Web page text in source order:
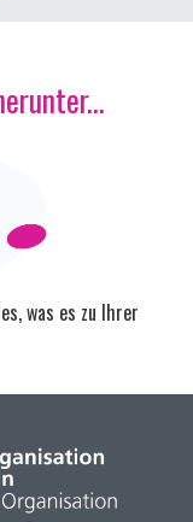
was es zu Ihrer